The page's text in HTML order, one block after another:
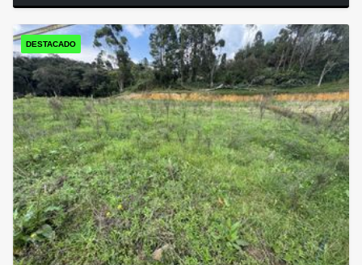
DESTACADO